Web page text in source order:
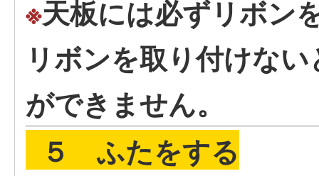
※天板には必ずリボン
リボンを取り付けな
ができません。
５ ふたをする